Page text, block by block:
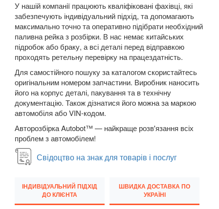
SEAT keyboard_arrow_down
SKODA keyboard_arrow_down
SMART
SUBARU keyboard_arrow_down
SUZUKI
TESLA
TOYOTA keyboard_arrow_down
VOLKSWAGEN
В наявності!
У нашій компанії працюють кваліфіковані фахівці, які
забезпечують індивідуальний підхід, та допомагають
максимально точно та оперативно підібрати необхідний
паливна рейка з розбірки. В нас немає китайських
підробок або браку, а всі деталі перед відправкою
проходять ретельну перевірку на працездатність.
Для самостійного пошуку за каталогом скористайтесь
оригінальним номером запчастини. Виробник наносить
його на корпус деталі, пакування та в технічну
документацію. Також дізнатися його можна за маркою
автомобіля або VIN-кодом.
Авторозбірка Autobot™ — найкраще розв'язання всіх
проблем з автомобілем!
Свідоцтво на знак для товарів і послуг
ІНДИВІДУАЛЬНИЙ ПІДХІД
ДО КЛІЄНТА
ШВИДКА ДОСТАВКА ПО
УКРАЇНІ